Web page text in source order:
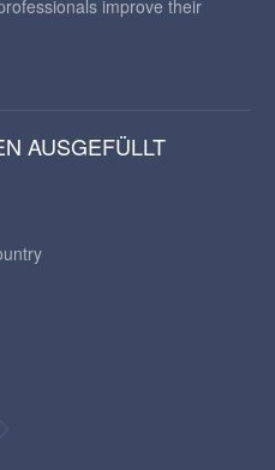
improve their
AUSGEFÜLLT